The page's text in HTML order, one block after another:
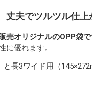
丈夫でツルツル仕上
売オリジナルのOPP袋
に優れます。
長3ワイド用（